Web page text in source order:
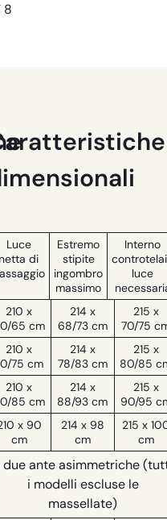
8
Luce
netta di
Estremo
stipite
ingombro
massimo
Interno
luce
210 x
65 cm
214 x
68/73 cm
215 x
70/75
210 x
75 cm
214 x
78/83 cm
215 x
80/85
210 x
85 cm
214 x
88/93 cm
215 x
90/95
x 90
cm
214 x 98
cm
215 x
cm
due ante asimmetriche
i modelli escluse le
massellate)